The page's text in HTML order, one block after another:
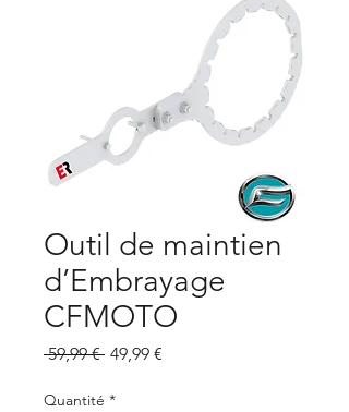
Outil de maintien
d’Embrayage
CFMOTO
59,99 € Prix
49,99 €
Quantité *